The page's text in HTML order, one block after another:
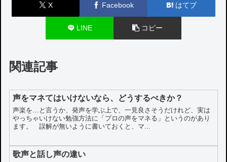
X Facebook はてブ
LINE コピー
関連記事
声をマネてはいけないなら、どうするべきか？
声楽を…と言うか、発声を学ぶ上で、一見良さそうだけれど、実は
やっちゃいけない勉強方法に「プロの声をマネる」というのがあり
ます。 誤解が無いように書いておくと、マ...
歌声と話し声の違い